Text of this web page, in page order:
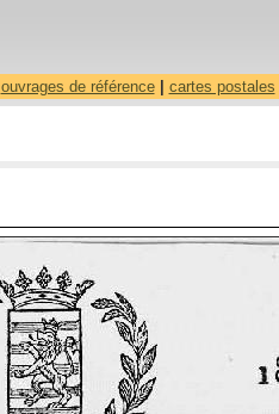
ouvrages de référence| cartes postales